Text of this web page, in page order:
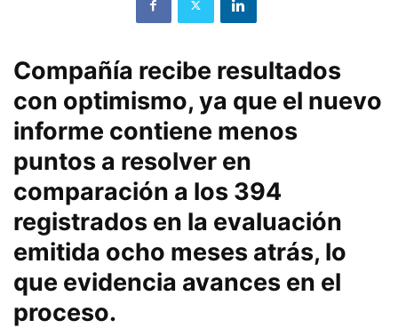
Compañía recibe resultados
con optimismo, ya que el nuevo
informe contiene menos
puntos a resolver en
comparación a los 394
registrados en la evaluación
emitida ocho meses atrás, lo
que evidencia avances en el
proceso.